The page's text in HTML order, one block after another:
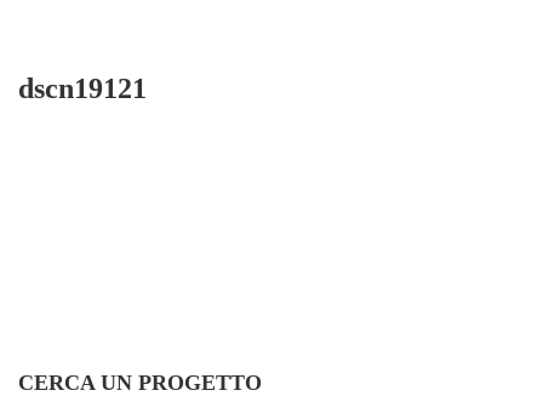
dscn19121
CERCA UN PROGETTO